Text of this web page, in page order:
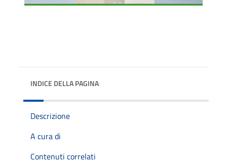
INDICE DELLA PAGINA
Descrizione
A cura di
Contenuti correlati